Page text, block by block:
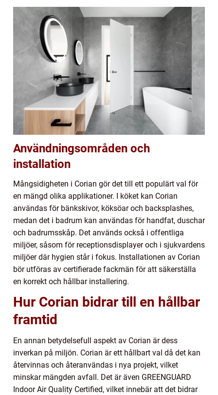
Användningsområden och
installation
Mångsidigheten i Corian gör det till ett populärt val för
en mängd olika applikationer. I köket kan Corian
användas för bänkskivor, köksöar och backsplashes,
medan det i badrum kan användas för handfat, duschar
och badrumsskåp. Det används också i offentliga
miljöer, såsom för receptionsdisplayer och i sjukvardens
miljöer där hygien står i fokus. Installationen av Corian
bör utföras av certifierade fackmän för att säkerställa
en korrekt och hållbar installering.
Hur Corian bidrar till en hållbar
framtid
En annan betydelsefull aspekt av Corian är dess
inverkan på miljön. Corian är ett hållbart val då det kan
återvinnas och återanvändas i nya projekt, vilket
minskar mängden avfall. Det är även GREENGUARD
Indoor Air Quality Certified, vilket innebär att det bidrar